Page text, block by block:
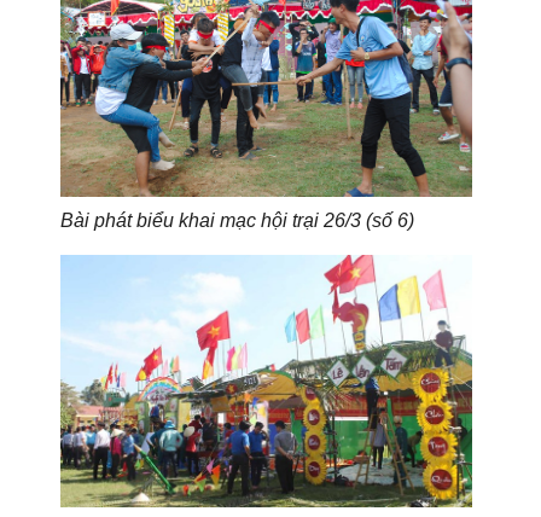
Bài phát biểu khai mạc hội trại 26/3 (số 6)